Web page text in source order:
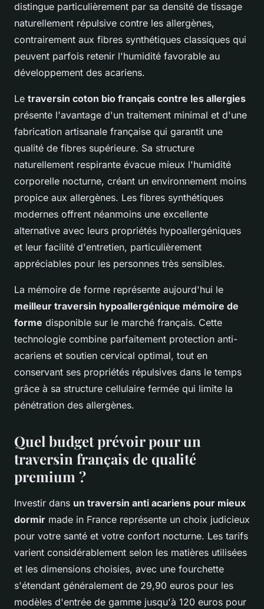
distingue particulièrement par sa densité de tissage
naturellement répulsive contre les allergènes,
contrairement aux fibres synthétiques classiques qui
peuvent parfois retenir l'humidité favorable au
développement des acariens.
Le traversin coton bio français contre les allergies
présente l'avantage d'un traitement minimal et d'une
fabrication artisanale française qui garantit une
qualité de fibres supérieure. Sa structure
naturellement respirante évacue mieux l'humidité
corporelle nocturne, créant un environnement moins
propice aux allergènes. Les fibres synthétiques
modernes offrent néanmoins une excellente
alternative avec leurs propriétés hypoallergéniques
et leur facilité d'entretien, particulièrement
appréciables pour les personnes très sensibles.
La mémoire de forme représente aujourd'hui le
meilleur traversin hypoallergénique mémoire de
forme disponible sur le marché français. Cette
technologie combine parfaitement protection anti-
acariens et soutien cervical optimal, tout en
conservant ses propriétés répulsives dans le temps
grâce à sa structure cellulaire fermée qui limite la
pénétration des allergènes.
Quel budget prévoir pour un
traversin français de qualité
premium ?
Investir dans un traversin anti acariens pour mieux
dormir made in France représente un choix judicieux
pour votre santé et votre confort nocturne. Les tarifs
varient considérablement selon les matières utilisées
et les dimensions choisies, avec une fourchette
s'étendant généralement de 29,90 euros pour les
modèles d'entrée de gamme jusqu'à 120 euros pour